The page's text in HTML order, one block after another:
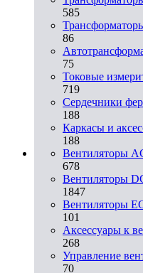
585
86
75
Токовые
719
Сердечники
188
Каркасы и
188
Вентиляторы
678
Вентиляторы
1847
Вентиляторы
101
Аксессуары к
268
Управление
70